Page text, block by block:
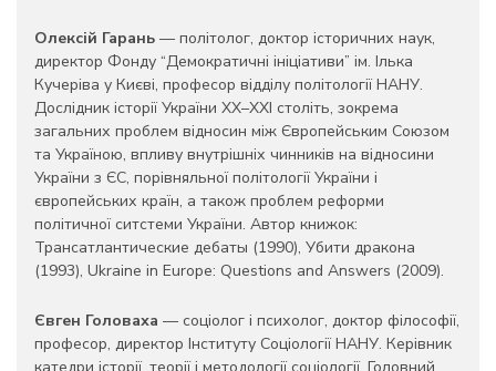
Олексій Гарань — політолог, доктор історичних наук,
директор Фонду “Демократичні ініціативи” ім. Ілька
Кучеріва у Києві, професор відділу політології НАНУ.
Дослідник історії України XX–XXI століть, зокрема
загальних проблем відносин між Європейським Союзом
та Україною, впливу внутрішніх чинників на відносини
України з ЄС, порівняльної політології України і
європейських країн, а також проблем реформи
політичної ситстеми України. Автор книжок:
Трансатлантические дебаты (1990), Убити дракона
(1993), Ukraine in Europe: Questions and Answers (2009).
Євген Головаха — соціолог і психолог, доктор філософії,
професор, директор Інституту Соціології НАНУ. Керівник